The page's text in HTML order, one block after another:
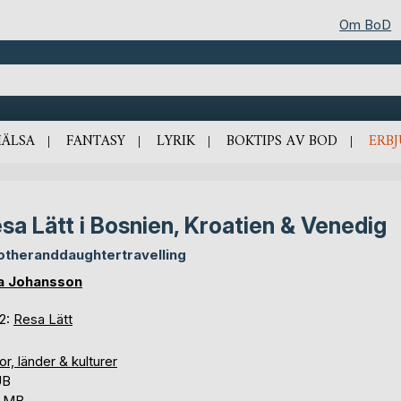
Om BoD
FANTASY LYRIK BOKTIPS AV BOD
Lätt i Bosnien, Kroatien & Venedig
Johansson
Resa Lätt
länder & kulturer